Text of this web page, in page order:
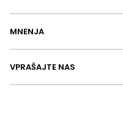
MNENJA
VPRAŠAJTE NAS